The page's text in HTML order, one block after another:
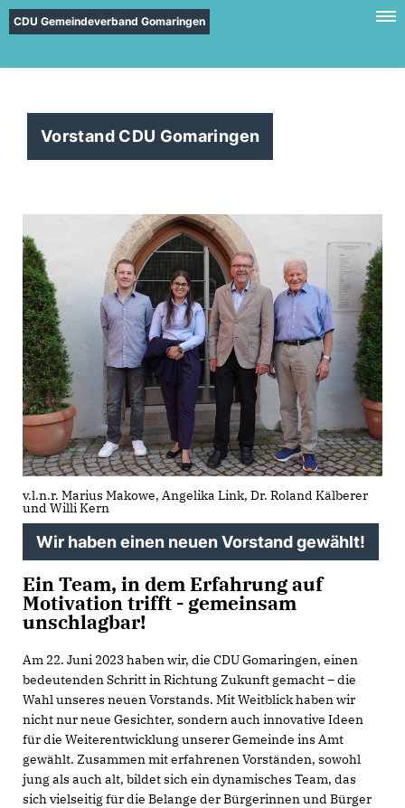
CDU Gemeindeverband Gomaringen
Vorstand CDU Gomaringen
v.l.n.r. Marius Makowe, Angelika Link, Dr. Roland Kälberer
und Willi Kern
Wir haben einen neuen Vorstand gewählt!
Ein Team, in dem Erfahrung auf
Motivation trifft - gemeinsam
unschlagbar!
Am 22. Juni 2023 haben wir, die CDU Gomaringen, einen
bedeutenden Schritt in Richtung Zukunft gemacht – die
Wahl unseres neuen Vorstands. Mit Weitblick haben wir
nicht nur neue Gesichter, sondern auch innovative Ideen
für die Weiterentwicklung unserer Gemeinde ins Amt
gewählt. Zusammen mit erfahrenen Vorständen, sowohl
jung als auch alt, bildet sich ein dynamisches Team, das
sich vielseitig für die Belange der Bürgerinnen und Bürger